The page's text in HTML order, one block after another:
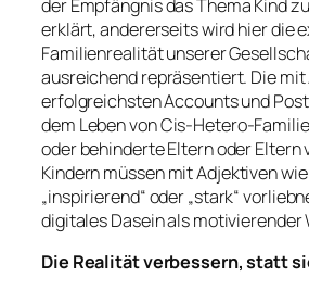
der Empfängnis das Thema Kind
erklärt, andererseits wird hier die
Familienrealität unserer
ausreichend repräsentiert. Die
erfolgreichsten Accounts und
dem Leben von Cis-Hetero-
oder behinderte Eltern oder Eltern
Kindern müssen mit Adjektiven wie
„inspirierend“ oder „stark“
digitales Dasein als motivierender
Die Realität verbessern, statt